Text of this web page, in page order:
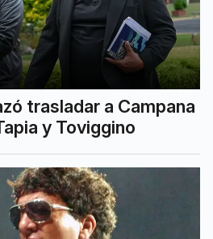
trasladar a Campana
y Toviggino